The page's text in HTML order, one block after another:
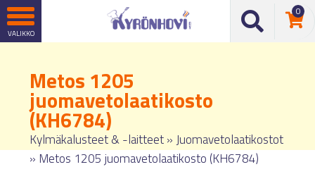
0
Metos 1205
juomavetolaatikosto
(KH6784)
Kylmäkalusteet & -laitteet» Juomavetolaatikostot
» Metos 1205 juomavetolaatikosto (KH6784)